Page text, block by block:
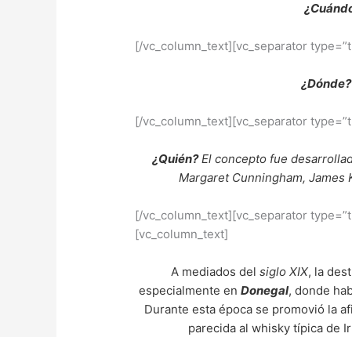
[/vc_column_text][vc_separator
¿Dónde?
[/vc_column_text][vc_separator
¿Quién?El concepto fue
Margaret Cunningham,
[/vc_column_text][vc_separator
[vc_column_text]
A mediados del siglo XIX, la
especialmente en Donegal, donde
Durante esta época se promovió la
parecida al whisky típica de